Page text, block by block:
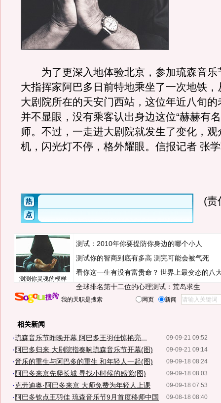
为了更深入地体验北京，参加琉森音乐
大指挥家阿巴多日前特地乘坐了一次地铁，
大剧院所在的天安门西站，这位年近八旬的
并不显眼，没有乘客认出身边这位“赫赫有
师。不过，一走进大剧院就发生了变化，
机，闪光灯不停，格外耀眼。信报记者 张
(责
测测你灵魂的模样
测试：2010年你要提防你身边的哪个小人
测试你的智商到底有多高 测完可能会被气死
看你这一生有没有富贵命？ 世界上最变态的八
全球排名第十二位的心理测试：荒岛求生
我的天职是搜索 网页 新闻
相关新闻
09-09-21 09:52
·琉森音乐节昨晚开幕 阿巴多王羽佳惊艳亮...
09-09-21 09:14
· 阿巴多归来 大剧院指奏响琉森音乐节开幕(图)
09-09-18 08:24
·音乐的重生与阿巴多的重生 和年轻人一起(图)
09-09-18 08:03
· 阿巴多来京先爬长城 寻找小时候的感觉(图)
09-09-18 07:53
·克劳迪奥·阿巴多来京 大师免费为年轻人上课
09-08-18 08:40
· 阿巴多钦点王羽佳 琉森音乐节9月首度移师中国